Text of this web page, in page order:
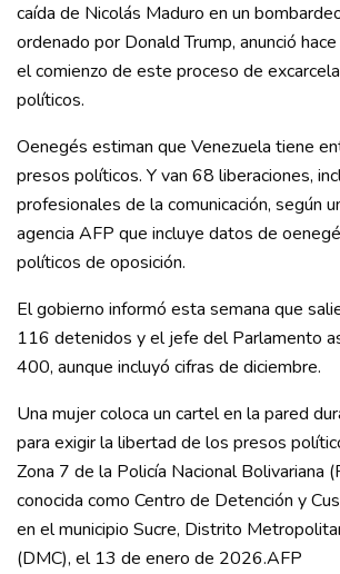
caída de Nicolás Maduro en un
ordenado por Donald Trump, anunció
el comienzo de este proceso de
políticos.
Oenegés estiman que Venezuela tiene
presos políticos. Y van 68 liberaciones,
profesionales de la comunicación, según
agencia AFP que incluye datos de
políticos de oposición.
El gobierno informó esta semana que
116 detenidos y el jefe del Parlamento
400, aunque incluyó cifras de diciembre.
Una mujer coloca un cartel en la pared
para exigir la libertad de los presos
Zona 7 de la Policía Nacional Bolivariana
conocida como Centro de Detención y
en el municipio Sucre, Distrito
(DMC), el 13 de enero de 2026.AFP